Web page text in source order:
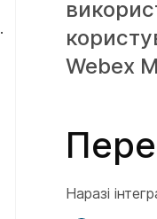
Webex
Наразі